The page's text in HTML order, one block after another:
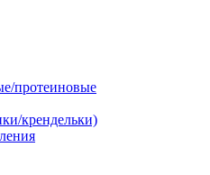
протеиновые
крендельки)